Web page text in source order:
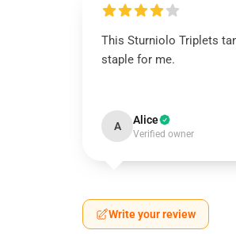
This Sturniolo Triplets
staple for me.
A Alice
Verified owner
Write your review